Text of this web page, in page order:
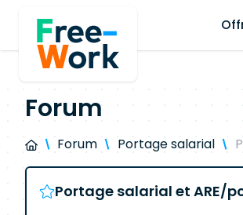
Forum
Forum Portage salarial
Portage salarial et ARE/